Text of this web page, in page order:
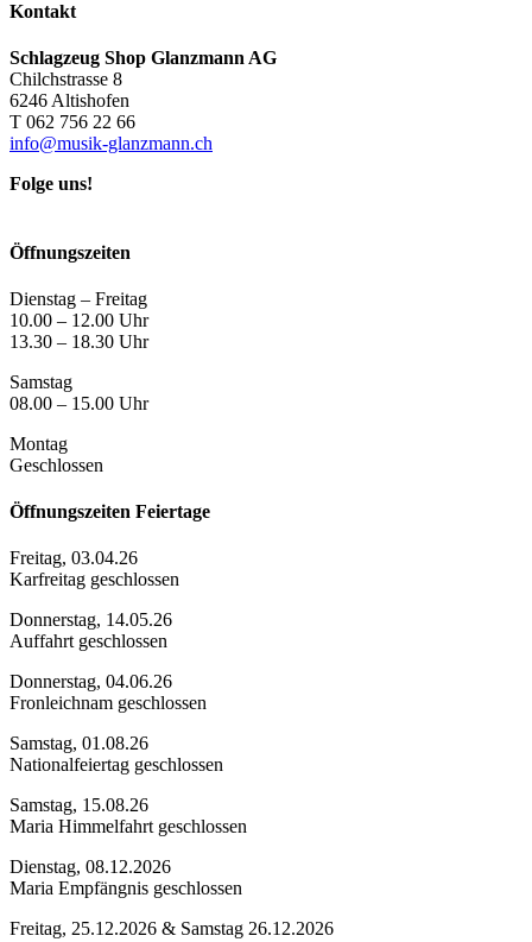
Kontakt
Schlagzeug Shop Glanzmann AG
Chilchstrasse 8
6246 Altishofen
T 062 756 22 66
info@musik-glanzmann.ch
Folge uns!
Öffnungszeiten
Dienstag – Freitag
10.00 – 12.00 Uhr
13.30 – 18.30 Uhr
Samstag
08.00 – 15.00 Uhr
Montag
Geschlossen
Öffnungszeiten Feiertage
Freitag, 03.04.26
Karfreitag geschlossen
Donnerstag, 14.05.26
Auffahrt geschlossen
Donnerstag, 04.06.26
Fronleichnam geschlossen
Samstag, 01.08.26
Nationalfeiertag geschlossen
Samstag, 15.08.26
Maria Himmelfahrt geschlossen
Dienstag, 08.12.2026
Maria Empfängnis geschlossen
Freitag, 25.12.2026 & Samstag 26.12.2026